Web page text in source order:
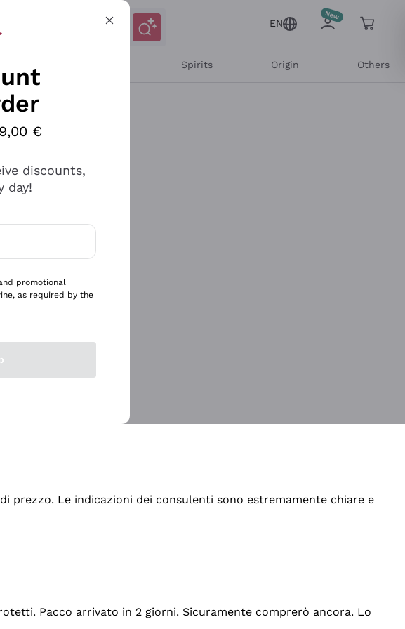
EN
Spirits Origin Others
Le indicazioni dei consulenti sono estremamente chiare e
Pacco arrivato in 2 giorni. Sicuramente comprerò ancora. Lo
€
discounts,
day!
promotional
as required by the